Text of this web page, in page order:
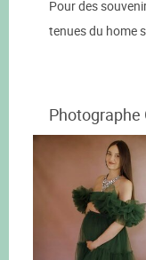
Pour des
tenues du home
Photographe